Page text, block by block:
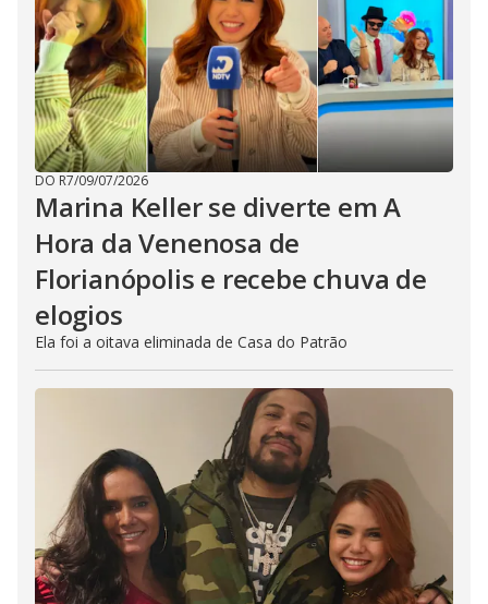
DO R7/09/07/2026
Marina Keller se diverte em A
Hora da Venenosa de
Florianópolis e recebe chuva de
elogios
Ela foi a oitava eliminada de Casa do Patrão